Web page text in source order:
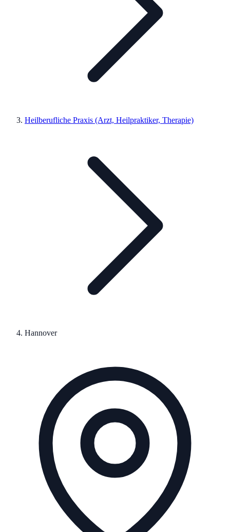
Heilberufliche Praxis (Arzt, Heilpraktiker, Therapie)
Hannover